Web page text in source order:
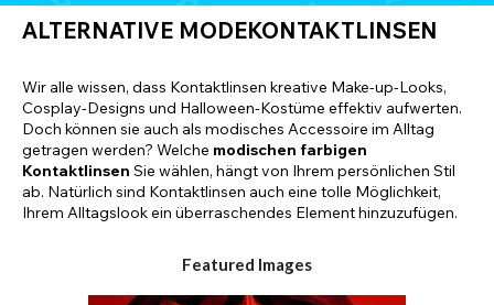
ALTERNATIVE MODEKONTAKTLINSEN
Wir alle wissen, dass Kontaktlinsen kreative Make-up-Looks,
Cosplay-Designs und Halloween-Kostüme effektiv aufwerten.
Doch können sie auch als modisches Accessoire im Alltag
getragen werden? Welche modischen farbigen
Kontaktlinsen Sie wählen, hängt von Ihrem persönlichen Stil
ab. Natürlich sind Kontaktlinsen auch eine tolle Möglichkeit,
Ihrem Alltagslook ein überraschendes Element hinzuzufügen.
Featured Images